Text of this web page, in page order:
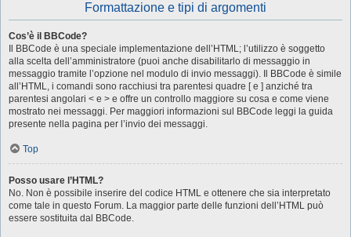
Formattazione e tipi di argomenti
Cos’è il BBCode?
Il BBCode è una speciale implementazione dell’HTML; l’utilizzo è soggetto
alla scelta dell’amministratore (puoi anche disabilitarlo di messaggio in
messaggio tramite l’opzione nel modulo di invio messaggi). Il BBCode è simile
all’HTML, i comandi sono racchiusi tra parentesi quadre [ e ] anziché tra
parentesi angolari < e > e offre un controllo maggiore su cosa e come viene
mostrato nei messaggi. Per maggiori informazioni sul BBCode leggi la guida
presente nella pagina per l’invio dei messaggi.
Top
Posso usare l’HTML?
No. Non è possibile inserire del codice HTML e ottenere che sia interpretato
come tale in questo Forum. La maggior parte delle funzioni dell’HTML può
essere sostituita dal BBCode.